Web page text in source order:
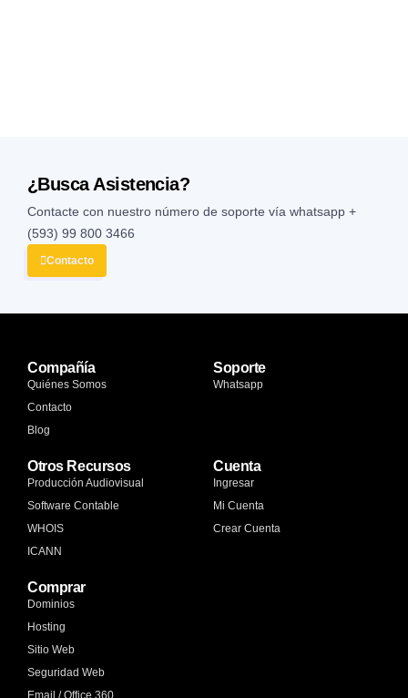
¿Busca Asistencia?
Contacte con nuestro número de soporte vía whatsapp +
(593) 99 800 3466
Contacto
Compañía
Quiénes Somos
Contacto
Blog
Soporte
Whatsapp
Otros Recursos
Producción Audiovisual
Software Contable
WHOIS
ICANN
Cuenta
Ingresar
Mi Cuenta
Crear Cuenta
Comprar
Dominios
Hosting
Sitio Web
Seguridad Web
Email / Office 360